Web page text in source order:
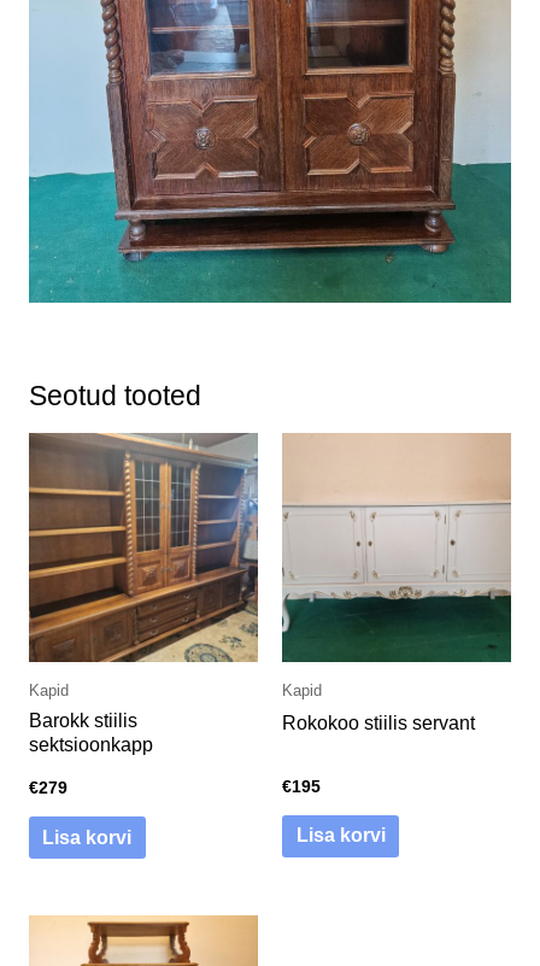
Seotud tooted
Kapid
Barokk stiilis
sektsioonkapp
€279
Lisa korvi
Kapid
Rokokoo stiilis servant
€195
Lisa korvi